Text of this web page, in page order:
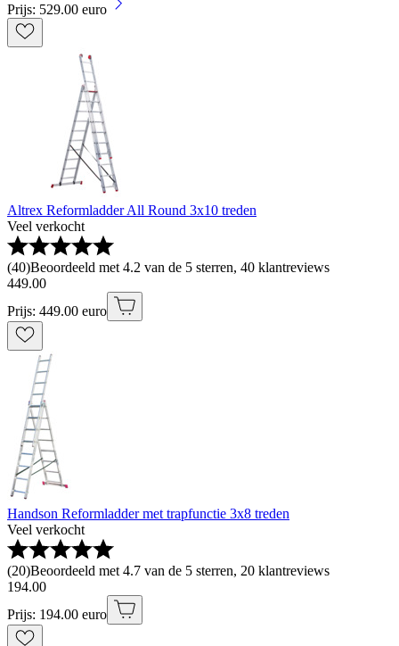
Prijs: 529.00 euro
Altrex Reformladder All Round 3x10 treden
Veel verkocht
(40)Beoordeeld met 4.2 van de 5 sterren, 40 klantreviews
449.00
Prijs: 449.00 euro
Handson Reformladder met trapfunctie 3x8 treden
Veel verkocht
(20)Beoordeeld met 4.7 van de 5 sterren, 20 klantreviews
194.00
Prijs: 194.00 euro